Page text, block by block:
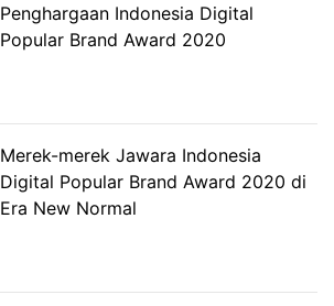
Penghargaan Indonesia Digital
Popular Brand Award 2020
Merek-merek Jawara Indonesia
Digital Popular Brand Award 2020 di
Era New Normal